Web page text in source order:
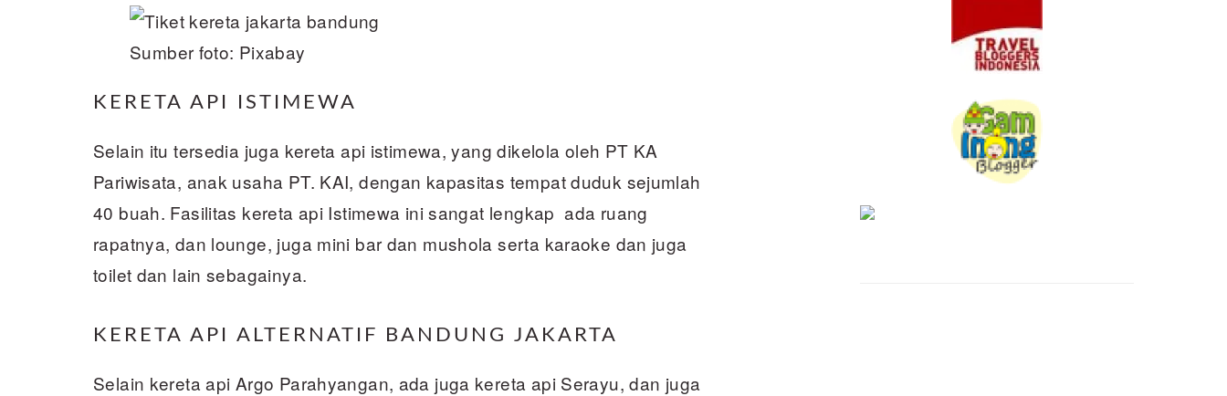
Sumber foto: Pixabay
KERETA API ISTIMEWA
Selain itu tersedia juga kereta api istimewa, yang dikelola oleh PT KA
Pariwisata, anak usaha PT. KAI, dengan kapasitas tempat duduk sejumlah
40 buah. Fasilitas kereta api Istimewa ini sangat lengkap ada ruang
rapatnya, dan lounge, juga mini bar dan mushola serta karaoke dan juga
toilet dan lain sebagainya.
KERETA API ALTERNATIF BANDUNG JAKARTA
Selain kereta api Argo Parahyangan, ada juga kereta api Serayu, dan juga